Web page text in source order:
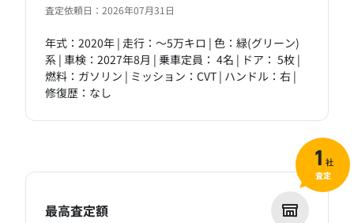
査定依頼日：2026年07月31日
年式：2020年 | 走行：～5万キロ | 色：緑(グリーン)
系 | 車検：2027年8月 | 乗車定員： 4名 | ドア： 5枚 |
燃料：ガソリン | ミッション：CVT | ハンドル：右 |
修復歴：なし
最高査定額
1 社
査定